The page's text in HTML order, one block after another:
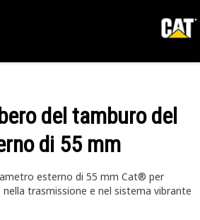
del tamburo del
di 55 mm
esterno di 55 mm Cat® per
trasmissione e nel sistema vibrante